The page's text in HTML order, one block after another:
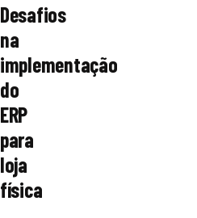
Desafios
na
implementação
do
ERP
para
loja
física